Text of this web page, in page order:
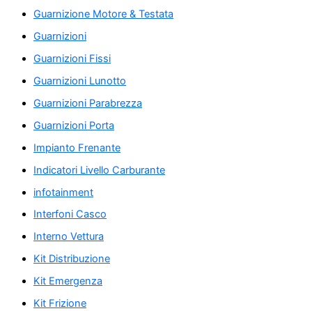
Guarnizione Motore & Testata
Guarnizioni
Guarnizioni Fissi
Guarnizioni Lunotto
Guarnizioni Parabrezza
Guarnizioni Porta
Impianto Frenante
Indicatori Livello Carburante
infotainment
Interfoni Casco
Interno Vettura
Kit Distribuzione
Kit Emergenza
Kit Frizione